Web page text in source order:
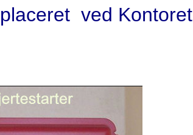
ved Kontoret